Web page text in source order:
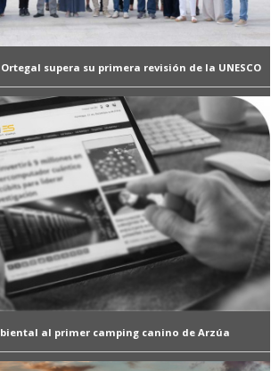
supera su primera revisión de la UNESCO
al primer camping canino de Arzúa